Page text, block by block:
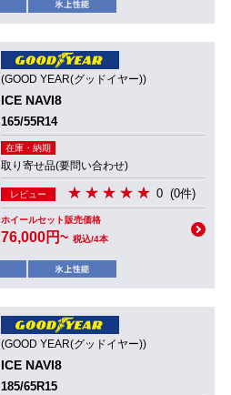
(GOOD YEAR(グッドイヤー))
ICE NAVI8
165/55R14
在庫・納期
取り寄せ品(要問い合わせ)
レビュー 0 (0件)
ホイールセット販売価格
76,000円~ 税込/4本
(GOOD YEAR(グッドイヤー))
ICE NAVI8
185/65R15